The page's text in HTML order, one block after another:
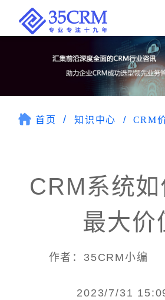
首页 知识中心 CRM
CRM系统
最大价
作者：35CRM小编
2023/7/31